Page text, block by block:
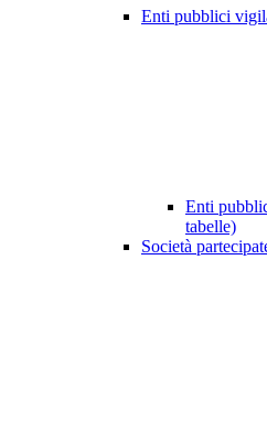
Enti pubblici
Enti
tabelle)
Società